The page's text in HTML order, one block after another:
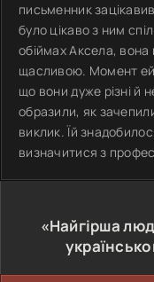
письменник
було цікаво з ним
обіймах Аксела,
щасливою. Момент
що вони дуже різні й
образили, як
виклик. Їй
визначитися з
«Найгірша